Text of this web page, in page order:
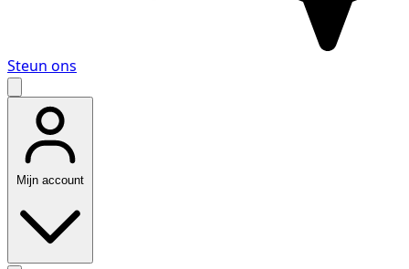
Steun ons
Mijn account